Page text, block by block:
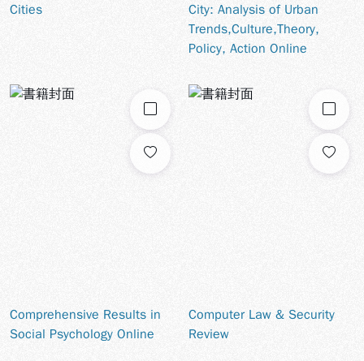
Cities
City: Analysis of Urban
Trends,Culture,Theory,
Policy, Action Online
勾選
Comprehensive Results in
Social Psychology Online
勾選
Computer Law & Security
Review